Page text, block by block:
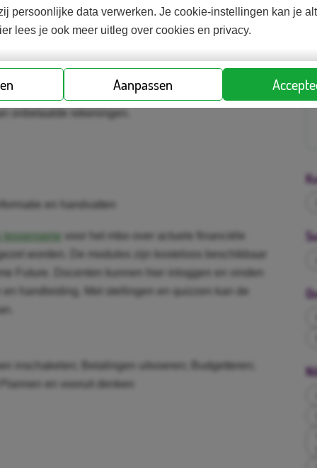
op welke manier zij makkelijk aan inkomsten
en veilige manier geld kunnen uitgeven en
de student voor- en nadelen van online shoppen en
en wordt zich bewust van zijn online koopgedrag.
van koopverslaving, het belang van overzicht in
onbetaalde rekeningen.
en handvatten
lessenserie
voor het mbo over actuele financiële
worden. De modules zijn kosteloos beschikbaar
Future. Docenten kunnen hier inloggen en vinden
handleiding. Met stellingen en quizzen kan de
inschakelen; Betalingen uitvoeren; Budgetteren;
en vooruit denken
persoonlijke data verwerken. Je cookie-instellingen kan je
lees je ook meer uitleg over cookies en privacy.
Aanpassen